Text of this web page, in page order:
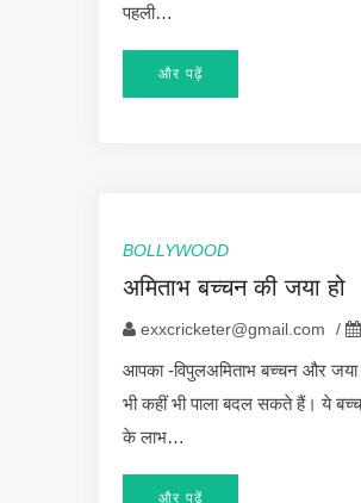
पहली…
और पढ़ें
BOLLYWOOD
अमिताभ बच्चन की जया हो
exxcricketer@gmail.com /
आपका -विपुलअमिताभ बच्चन और
भी कहीं भी पाला बदल सकते हैं। ये
के लाभ…
और पढ़ें